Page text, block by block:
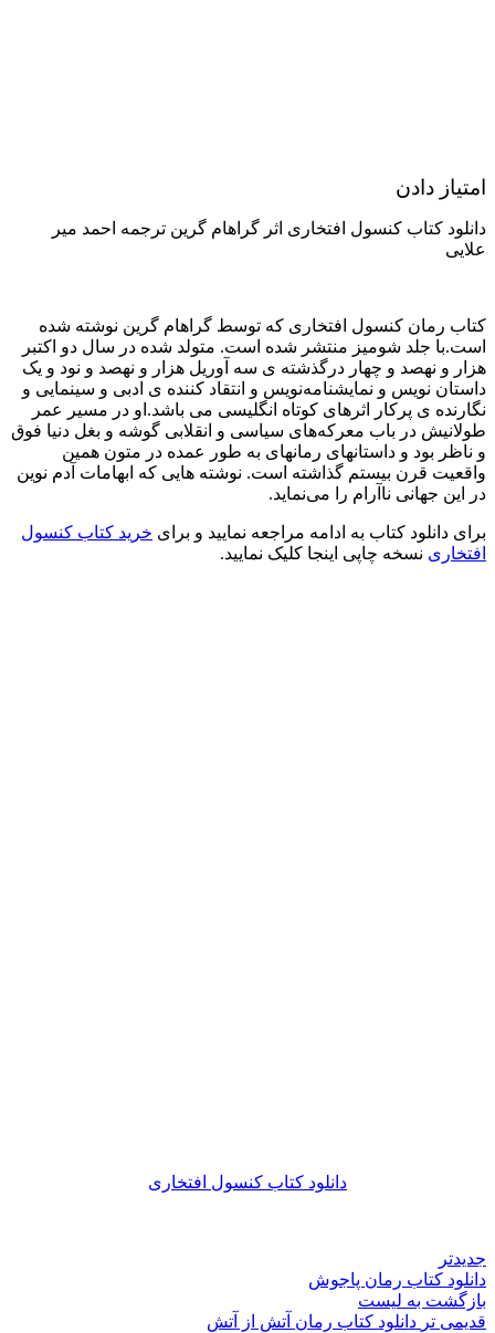
امتیاز دادن
دانلود کتاب کنسول افتخاری اثر گراهام گرین ترجمه احمد میر
علایی
کتاب رمان کنسول افتخاری که توسط گراهام گرین نوشته شده
است.با جلد شومیز منتشر شده است. متولد شده در سال دو اکتبر
هزار و نهصد و چهار درگذشته ی سه آوریل هزار و نهصد و نود و یک
داستان نویس و نمایشنامه‌نویس و انتقاد کننده ی ادبی و سینمایی و
نگارنده ی پرکار اثرهای کوتاه انگلیسی می باشد.او در مسیر عمر
طولانیش در باب معرکه‌های سیاسی و انقلابی گوشه و بغل دنیا فوق
و ناظر بود و داستانهای رمانهای به طور عمده در متون همین
واقعیت قرن بیستم گذاشته است. نوشته هایی که ابهامات آدم نوین
در این جهانی ناآرام را می‌نماید.
برای دانلود کتاب به ادامه مراجعه نمایید و برای خرید کتاب کنسول
افتخاری نسخه چاپی اینجا کلیک نمایید.
دانلود کتاب کنسول افتخاری
جدیدتر
دانلود کتاب رمان پاجوش
بازگشت به لیست
قدیمی تر دانلود کتاب رمان آتش از آتش